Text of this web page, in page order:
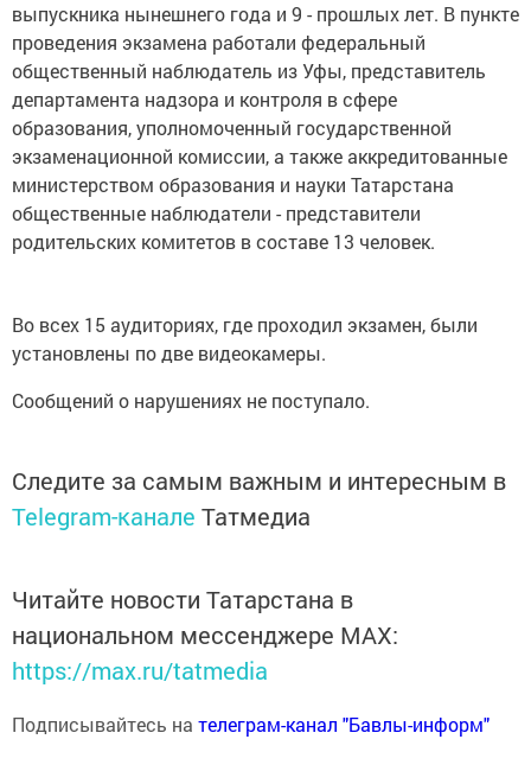
выпускника нынешнего года и 9 - прошлых лет. В пункте
проведения экзамена работали федеральный
общественный наблюдатель из Уфы, представитель
департамента надзора и контроля в сфере
образования, уполномоченный государственной
экзаменационной комиссии, а также аккредитованные
министерством образования и науки Татарстана
общественные наблюдатели - представители
родительских комитетов в составе 13 человек.
Во всех 15 аудиториях, где проходил экзамен, были
установлены по две видеокамеры.
Сообщений о нарушениях не поступало.
Следите за самым важным и интересным в
Telegram-канале Татмедиа
Читайте новости Татарстана в
национальном мессенджере MАХ:
https://max.ru/tatmedia
Подписывайтесь на телеграм-канал "Бавлы-информ"